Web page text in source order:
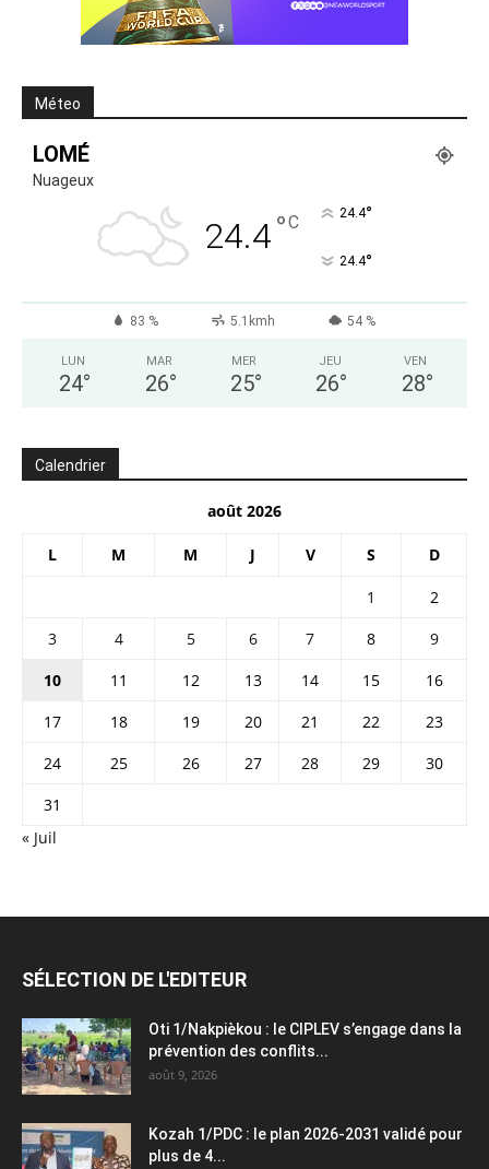
Méteo
LOMÉ
Nuageux
24.4°C 24.4°
24.4°
83 % 5.1kmh 54 %
LUN
24°
MAR
26°
MER
25°
JEU
26°
VEN
28°
Calendrier
août 2026
L M M J V S D
1
2
3
4 5 6 7 8
9
10
11 12 13 14 15
16
17
18 19 20 21 22
23
24
25 26 27 28 29
30
31
« Juil
SÉLECTION DE L'EDITEUR
Oti 1/Nakpièkou : le CIPLEV s’engage dans la
prévention des conflits...
août 9, 2026
Kozah 1/PDC : le plan 2026-2031 validé pour
plus de 4...